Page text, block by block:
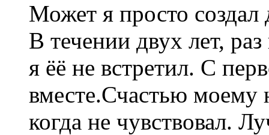
Может я просто создал
В течении двух лет,
я ёё не встретил. С
вместе.Счастью моему
когда не чувствовал.